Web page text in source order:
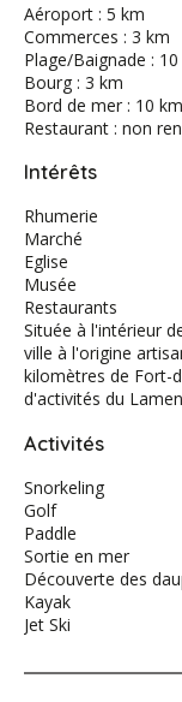
Aéroport : 5 km
Commerces : 3 km
Plage/Baignade :
Bourg : 3 km
Bord de mer : 10 km
Restaurant : non
Intérêts
Rhumerie
Marché
Eglise
Musée
Restaurants
Située à l'intérieur
ville à l'origine
kilomètres de Fort-
d'activités du
Activités
Snorkeling
Golf
Paddle
Sortie en mer
Découverte des
Kayak
Jet Ski